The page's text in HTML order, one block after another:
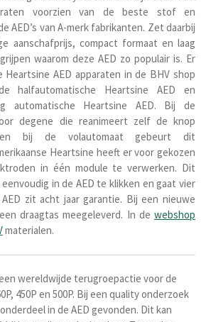
voorzien van de beste stof en
AED’s van A-merk fabrikanten. Zet daarbij
aanschafprijs, compact formaat en laag
waarom deze AED zo populair is. Er
AED apparaten in de BHV shop
halfautomatische Heartsine AED en
automatische Heartsine AED. Bij de
degene die reanimeert zelf de knop
bij de volautomaat gebeurt dit
Heartsine heeft er voor gekozen
in één module te verwerken. Dit
eenvoudig in de AED te klikken en gaat vier
zit acht jaar garantie. Bij een nieuwe
draagtas meegeleverd. In de webshop
materialen.
wereldwijde terugroepactie voor de
450P en 500P. Bij een quality onderzoek
in de AED gevonden. Dit kan